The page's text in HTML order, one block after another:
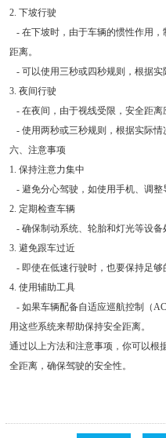
2. 下坡行驶
- 在下坡时，由于车辆的惯性作用
距离。
- 可以使用三秒或四秒规则，根据实
3. 夜间行驶
- 在夜间，由于视线受限，安全距离
- 使用两秒或三秒规则，根据实际情
六、注意事项
1. 保持注意力集中
- 避免分心驾驶，如使用手机、调整
2. 定期检查车辆
- 确保制动系统、轮胎和灯光等设备
3. 避免跟车过近
- 即使在低速行驶时，也要保持足够
4. 使用辅助工具
- 如果车辆配备自适应巡航控制（
用这些系统来帮助保持安全距离。
通过以上方法和注意事项，你可以根
全距离，确保驾驶的安全性。